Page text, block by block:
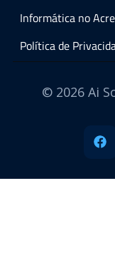
Informática no Acre
Política de
© 2026 Ai